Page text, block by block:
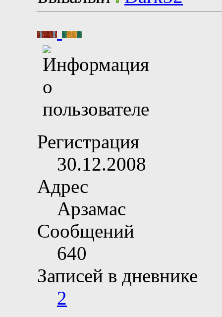
Регистрация
30.12.2008
Адрес
Арзамас
Сообщений
640
Записей в дневнике
2